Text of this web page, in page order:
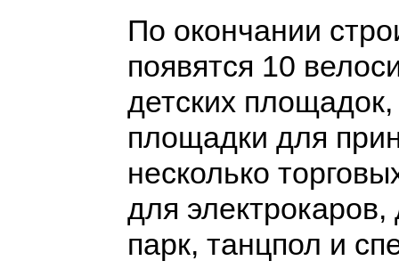
По окончании
появятся 10
детских
площадки для
несколько
для
парк, танцпол и